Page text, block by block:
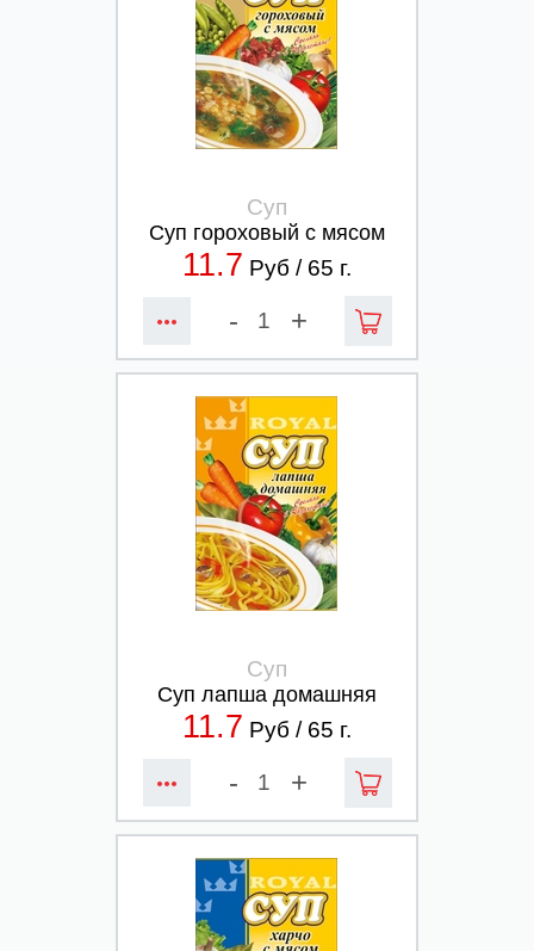
Суп
Суп гороховый с мясом
11.7 Руб / 65 г.
- +
Суп
Суп лапша домашняя
11.7 Руб / 65 г.
- +